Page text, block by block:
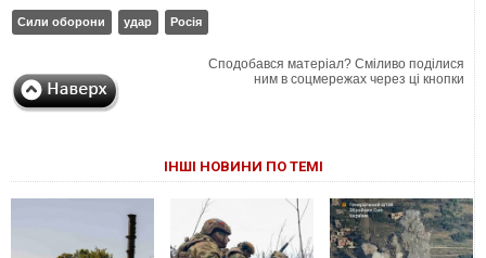
Сили оборони удар Росія
Сподобався матеріал? Сміливо поділися
ним в соцмережах через ці кнопки
ІНШІ НОВИНИ ПО ТЕМІ